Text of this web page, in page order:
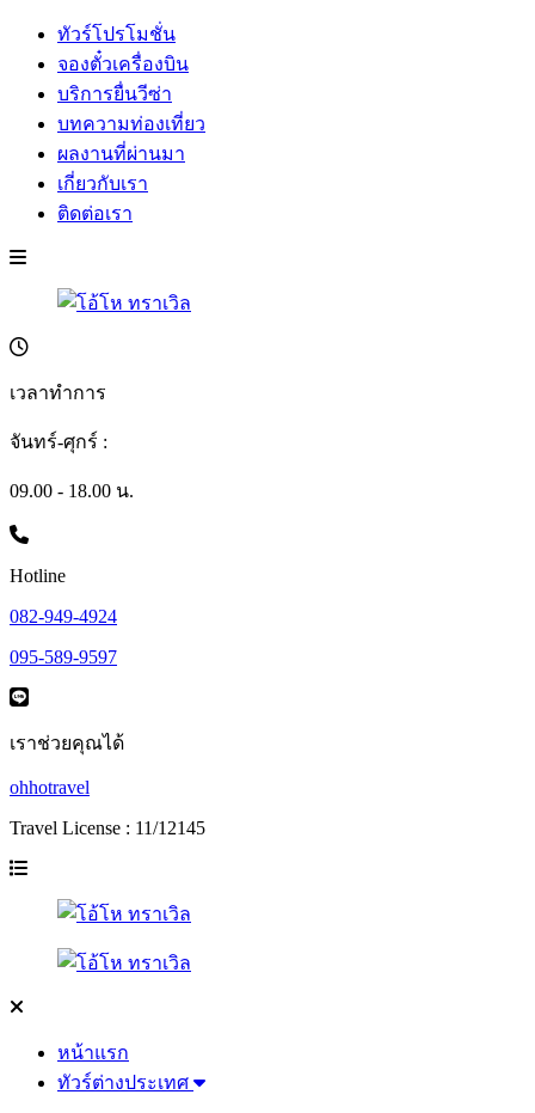
ทัวร์โปรโมชั่น
จองตั๋วเครื่องบิน
บริการยื่นวีซ่า
บทความท่องเที่ยว
ผลงานที่ผ่านมา
เกี่ยวกับเรา
ติดต่อเรา
เวลาทำการ
จันทร์-ศุกร์ :
09.00 - 18.00 น.
Hotline
082-949-4924
095-589-9597
เราช่วยคุณได้
ohhotravel
Travel License : 11/12145
หน้าแรก
ทัวร์ต่างประเทศ